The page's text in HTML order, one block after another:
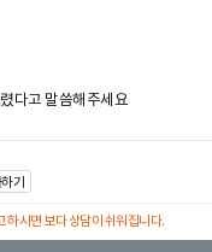
다고 말씀해주세요
기
하시면 보다 상담이 쉬워집니다.